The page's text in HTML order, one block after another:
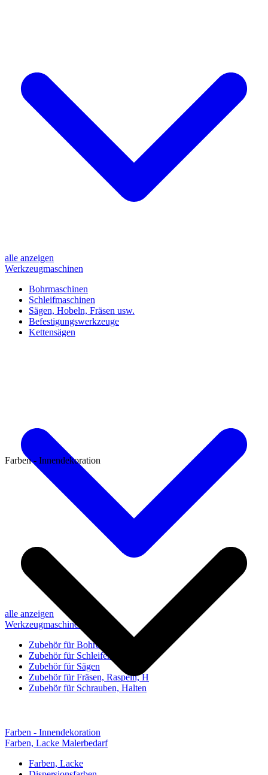
alle anzeigen
Werkzeugmaschinen
Bohrmaschinen
Schleifmaschinen
Sägen, Hobeln, Fräsen usw.
Befestigungswerkzeuge
Kettensägen
alle anzeigen
Werkzeugmaschinen-Zubehör
Zubehör für Bohren, Bohrhilfen
Zubehör für Schleifen, Poliere
Zubehör für Sägen
Zubehör für Fräsen, Raspeln, H
Zubehör für Schrauben, Halten
Farben - Innendekoration
Farben - Innendekoration
Farben, Lacke Malerbedarf
Farben, Lacke